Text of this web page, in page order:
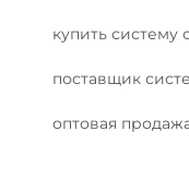
купить систему
поставщик
оптовая